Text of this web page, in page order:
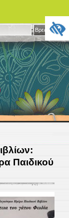
Βρες το »
Παιδικού